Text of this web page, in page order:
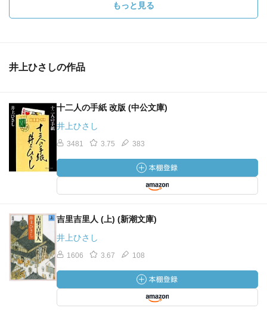
もっと見る
井上ひさしの作品
十二人の手紙 改版 (中公文庫)
井上ひさし
3481 3.75 383
吉里吉里人 (上) (新潮文庫)
井上ひさし
1606 3.67 108